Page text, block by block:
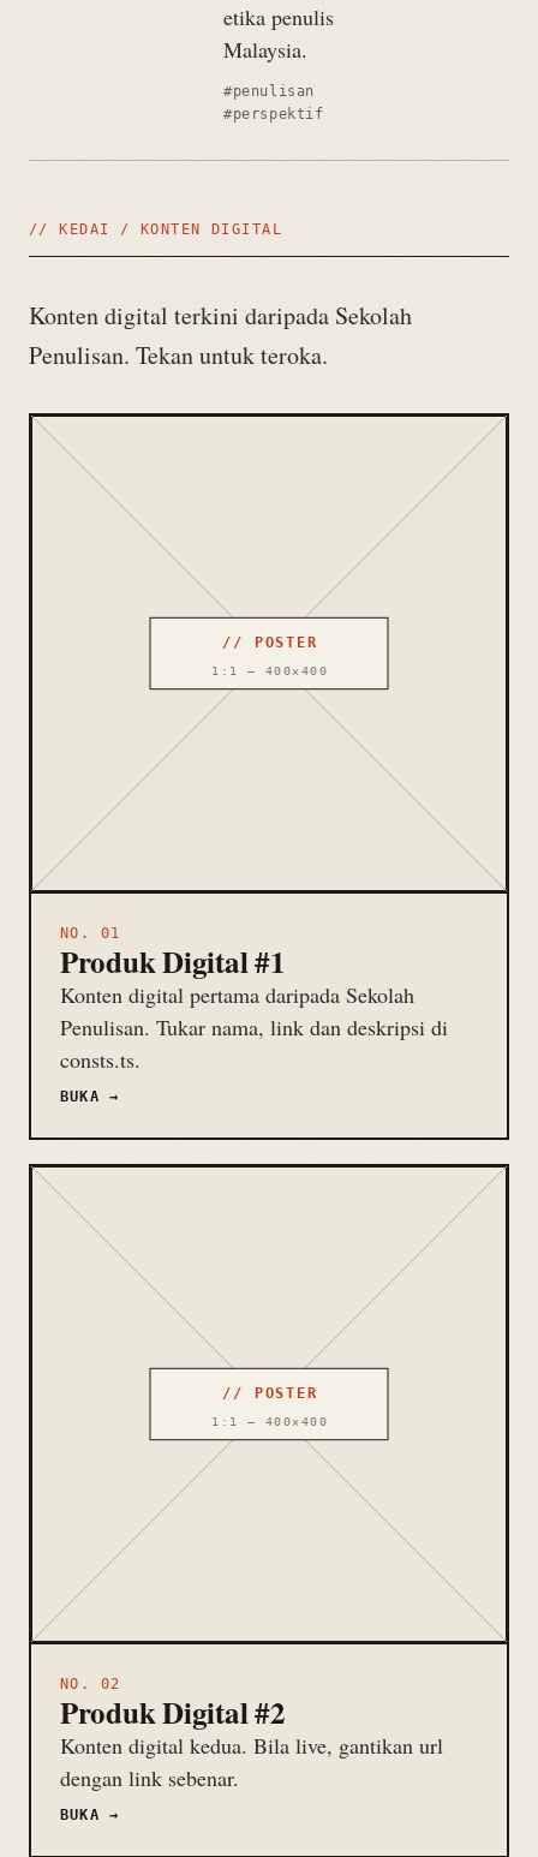
etika penulis
Malaysia.
#penulisan
#perspektif
// KEDAI / KONTEN DIGITAL
Konten digital terkini daripada Sekolah
Penulisan. Tekan untuk teroka.
NO. 01
Produk Digital #1
Konten digital pertama daripada Sekolah
Penulisan. Tukar nama, link dan deskripsi di
consts.ts.
BUKA →
NO. 02
Produk Digital #2
Konten digital kedua. Bila live, gantikan url
dengan link sebenar.
BUKA →